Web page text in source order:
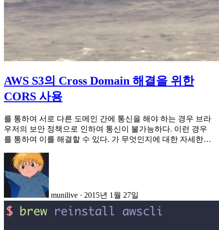
AWS S3의 Cross Domain 해결을 위한
CORS 사용
를 통하여 서로 다른 도메인 간에 통신을 해야 하는 경우 브라
우저의 보안 정책으로 인하여 통신이 불가능하다. 이런 경우
를 통하여 이를 해결할 수 있다. 가 무엇인지에 대한 자세한…
munilive · 2015년 1월 27일